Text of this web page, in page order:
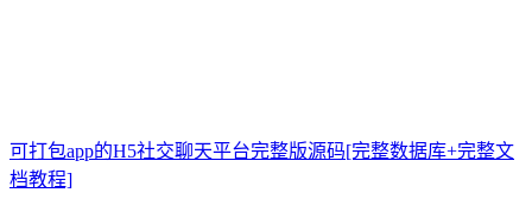
可打包app的H5社交聊天平台完整版源码[完整数据库+完整文
档教程]